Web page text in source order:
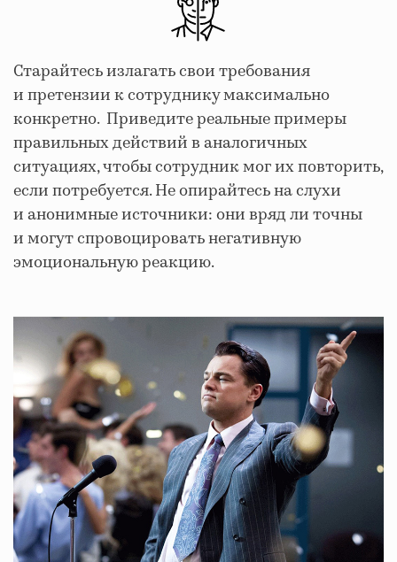
Старайтесь излагать свои требования
и претензии к сотруднику максимально
конкретно. Приведите реальные примеры
правильных действий в аналогичных
ситуациях, чтобы сотрудник мог их повторить,
если потребуется. Не опирайтесь на слухи
и анонимные источники: они вряд ли точны
и могут спровоцировать негативную
эмоциональную реакцию.